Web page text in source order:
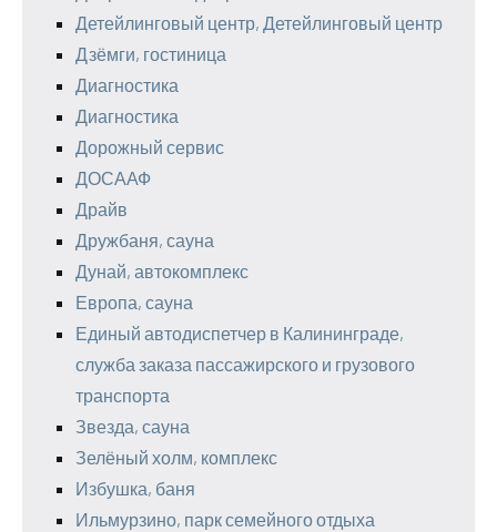
Детейлинговый центр, Детейлинговый центр
Дзёмги, гостиница
Диагностика
Диагностика
Дорожный сервис
ДОСААФ
Драйв
Дружбаня, сауна
Дунай, автокомплекс
Европа, сауна
Единый автодиспетчер в Калининграде,
служба заказа пассажирского и грузового
транспорта
Звезда, сауна
Зелёный холм, комплекс
Избушка, баня
Ильмурзино, парк семейного отдыха